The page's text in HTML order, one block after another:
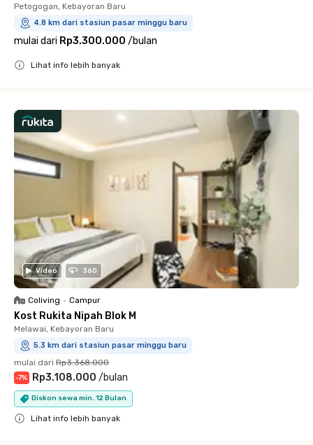
Petogogan, Kebayoran Baru
4.8 km dari stasiun pasar minggu baru
mulai dari Rp3.300.000 /bulan
Lihat info lebih banyak
Video 360
Coliving • Campur
Kost Rukita Nipah Blok M
Melawai, Kebayoran Baru
5.3 km dari stasiun pasar minggu baru
mulai dari Rp3.368.000
-7% Rp3.108.000 /bulan
Diskon sewa min. 12 Bulan
Lihat info lebih banyak